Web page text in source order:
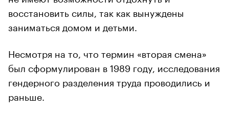
восстановить силы, так как вынуждены
заниматься домом и детьми.
Несмотря на то, что термин «вторая смена»
был сформулирован в 1989 году, исследования
гендерного разделения труда проводились и
раньше.